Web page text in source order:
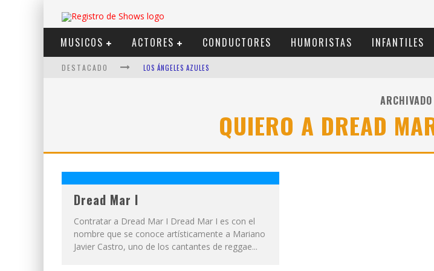
MUSICOS ACTORES CONDUCTORES HUMORISTAS INFANTILES
DESTACADO LOS ÁNGELES AZULES
DUKI
ARCHIVADO
QUIERO A DREAD
Dread Mar I
Contratar a Dread Mar I Dread Mar I es con el
nombre que se conoce artísticamente a Mariano
Javier Castro, uno de los cantantes de reggae...